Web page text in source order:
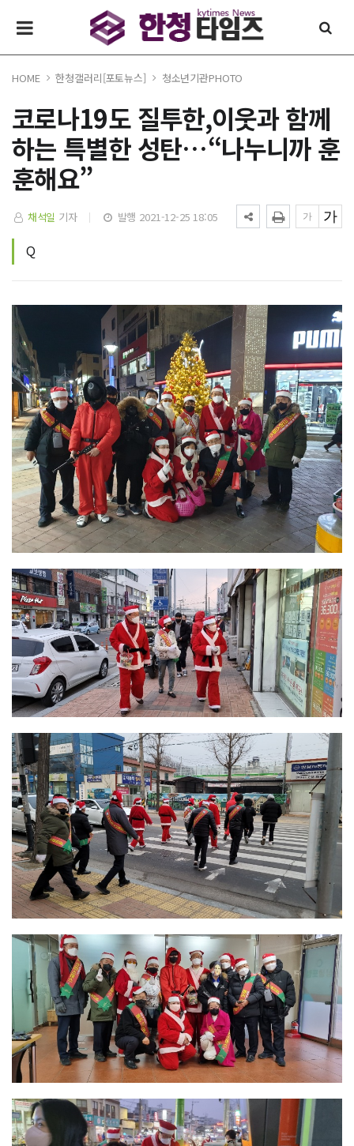
HOME 한청갤러리[포토뉴스] 청소년기관PHOTO
코로나19도 질투한,이웃과 함께
하는 특별한 성탄…“나누니까 훈
훈해요”
채석일 기자 발행 2021-12-25 18:05
Q